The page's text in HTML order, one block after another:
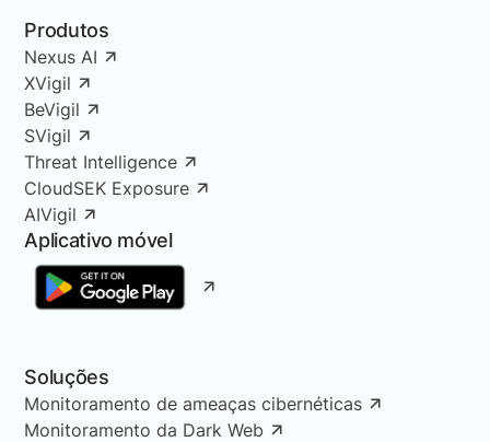
Produtos
Nexus AI
XVigil
BeVigil
SVigil
Threat Intelligence
CloudSEK Exposure
AIVigil
Aplicativo móvel
Soluções
Monitoramento de ameaças cibernéticas
Monitoramento da Dark Web